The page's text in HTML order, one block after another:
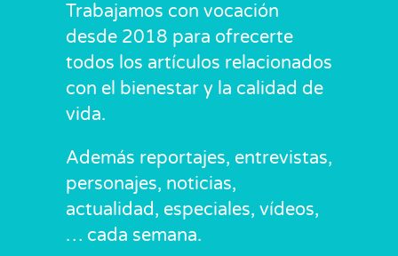
Trabajamos con vocación
desde 2018 para ofrecerte
todos los artículos relacionados
con el bienestar y la calidad de
vida.
Además reportajes, entrevistas,
personajes, noticias,
actualidad, especiales, vídeos,
… cada semana.